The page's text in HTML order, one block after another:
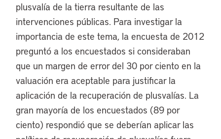
plusvalía de la tierra resultante de las
intervenciones públicas. Para investigar la
importancia de este tema, la encuesta de 2012
preguntó a los encuestados si consideraban
que un margen de error del 30 por ciento en la
valuación era aceptable para justificar la
aplicación de la recuperación de plusvalías. La
gran mayoría de los encuestados (89 por
ciento) respondió que se deberían aplicar las